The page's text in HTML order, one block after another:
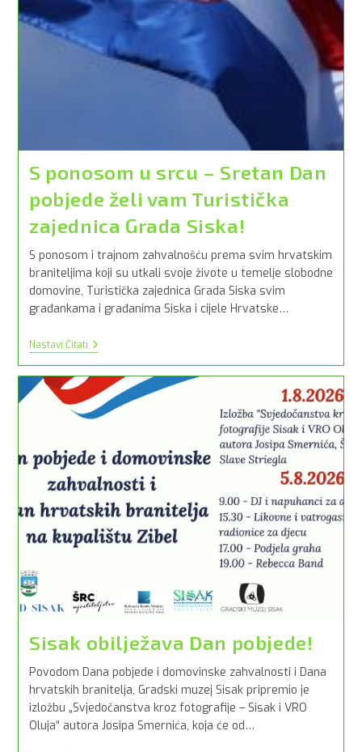
S ponosom u srcu – Sretan Dan
pobjede želi vam Turistička
zajednica Grada Siska!
S ponosom i trajnom zahvalnošću prema svim hrvatskim
braniteljima koji su utkali svoje živote u temelje slobodne
domovine, Turistička zajednica Grada Siska svim
građankama i građanima Siska i cijele Hrvatske…
Nastavi ČitatiS
Ponosom
U
Srcu
–
Sretan
Dan
Želi
Vam
Turistička
Zajednica
Grada
Siska!
Sisak obilježava Dan pobjede!
Povodom Dana pobjede i domovinske zahvalnosti i Dana
hrvatskih branitelja, Gradski muzej Sisak pripremio je
izložbu „Svjedočanstva kroz fotografije – Sisak i VRO
Oluja“ autora Josipa Smernića, koja će od…